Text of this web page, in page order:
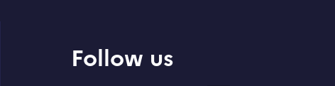
Follow us